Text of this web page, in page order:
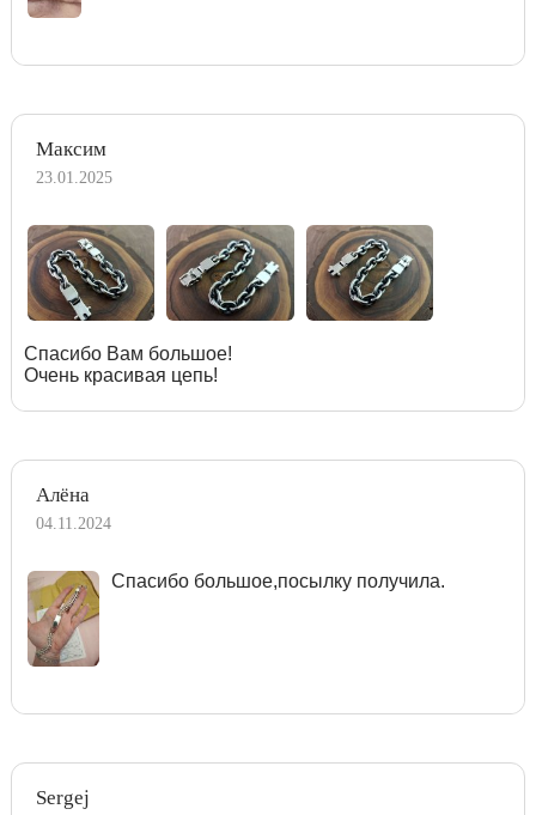
Максим
23.01.2025
Спасибо Вам большое!
Очень красивая цепь!
Алёна
04.11.2024
Спасибо большое,посылку получила.
Sergej